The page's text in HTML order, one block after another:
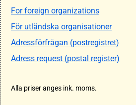
For foreign organizations
För utländska organisationer
Adressförfrågan (postregistret)
Adress request (postal register)
Alla priser anges ink. moms.